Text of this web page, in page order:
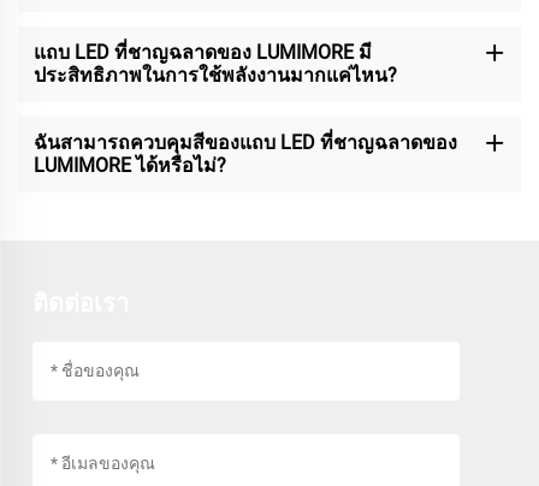
แถบ LED ที่ชาญฉลาดของ LUMIMORE มี
ประสิทธิภาพในการใช้พลังงานมากแค่ไหน?
ฉันสามารถควบคุมสีของแถบ LED ที่ชาญฉลาดของ
LUMIMORE ได้หรือไม่?